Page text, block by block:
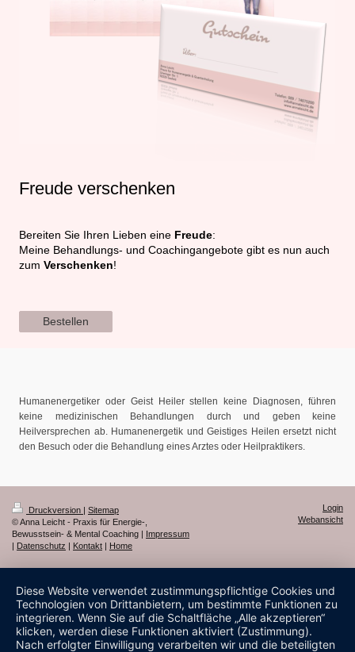
Freude verschenken
Bereiten Sie Ihren Lieben eine Freude:
Meine Behandlungs- und Coachingangebote gibt es nun auch
zum Verschenken!
Bestellen
Humanenergetiker oder Geist Heiler stellen keine Diagnosen, führen
keine medizinischen Behandlungen durch und geben keine
Heilversprechen ab. Humanenergetik und Geistiges Heilen ersetzt nicht
den Besuch oder die Behandlung eines Arztes oder Heilpraktikers.
Druckversion | Sitemap
© Anna Leicht - Praxis für Energie-,
Bewusstsein- & Mental Coaching | Impressum
| Datenschutz | Kontakt | Home
Login
Webansicht
Diese Website verwendet zustimmungspflichtige Cookies und
Technologien von Drittanbietern, um bestimmte Funktionen zu
integrieren. Wenn Sie auf die Schaltfläche „Alle akzeptieren“
klicken, werden diese Funktionen aktiviert (Zustimmung).
Nach erfolgter Einwilligung verarbeiten wir und die beteiligten